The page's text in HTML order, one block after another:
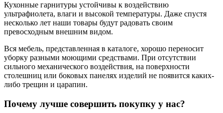
Кухонные гарнитуры устойчивы к воздействию
ультрафиолета, влаги и высокой температуры. Даже спустя
несколько лет наши товары будут радовать своим
превосходным внешним видом.
Вся мебель, представленная в каталоге, хорошо переносит
уборку разными моющими средствами. При отсутствии
сильного механического воздействия, на поверхности
столешниц или боковых панелях изделий не появится каких-
либо трещин и царапин.
Почему лучше совершить покупку у нас?